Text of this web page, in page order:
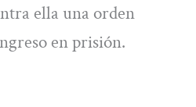
ella una orden
en prisión.